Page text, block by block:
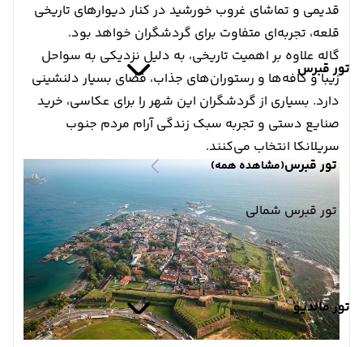
تور قبرس
تور قبرس(مشاهده همه)
تور قبرس شمالی
تور مالدیو
قدیمی و تماشای غروب خورشید در کنار دیوارهای تاریخی
قلعه، تجربه‌ای متفاوت برای گردشگران خواهد بود.
گاله علاوه بر اهمیت تاریخی، به دلیل نزدیکی به سواحل
زیبا و کافه‌ها و رستوران‌های جذاب، فضای بسیار دلنشینی
دارد. بسیاری از گردشگران این شهر را برای عکاسی، خرید
صنایع دستی و تجربه سبک زندگی آرام مردم جنوب
سریلانکا انتخاب می‌کنند.